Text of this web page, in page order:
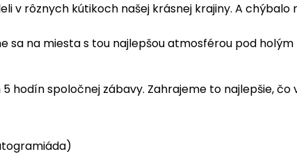
v rôznych kútikoch našej krásnej krajiny. A
sa na miesta s tou najlepšou atmosférou pod
hodín spoločnej zábavy. Zahrajeme to najlepšie,